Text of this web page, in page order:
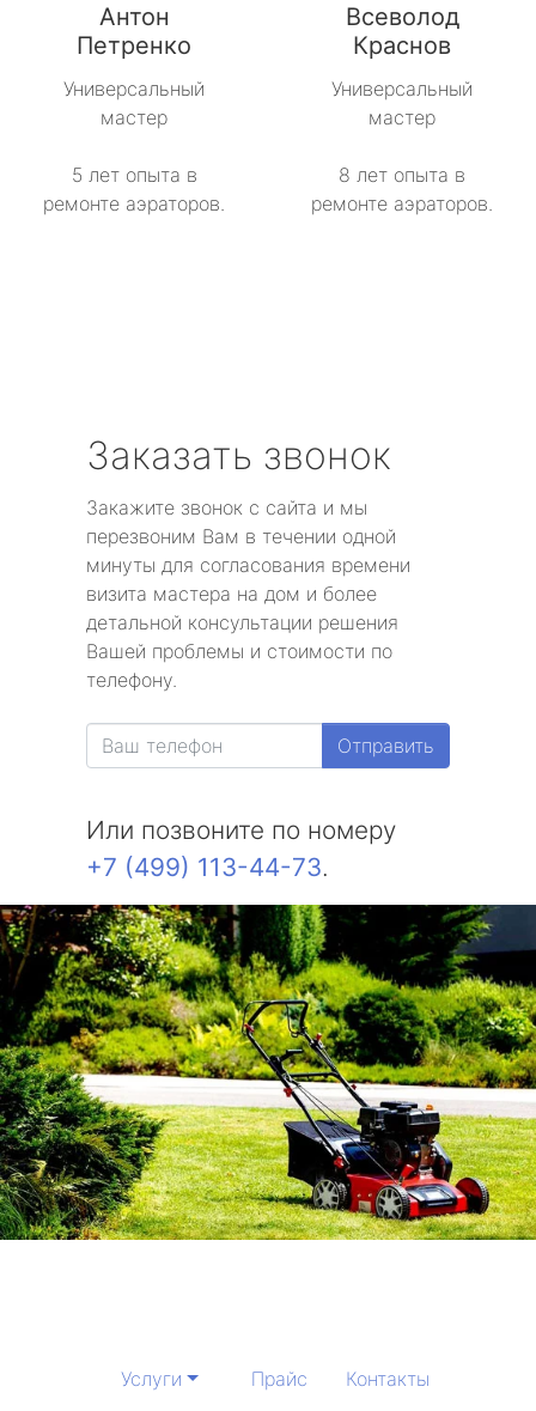
Антон
Петренко
Универсальный
мастер
5 лет опыта в
ремонте аэраторов.
Всеволод
Краснов
Универсальный
мастер
8 лет опыта в
ремонте аэраторов.
Заказать звонок
Закажите звонок с сайта и мы
перезвоним Вам в течении одной
минуты для согласования времени
визита мастера на дом и более
детальной консультации решения
Вашей проблемы и стоимости по
телефону.
Отправить
Или позвоните по номеру
+7 (499) 113-44-73.
Услуги Прайс Контакты